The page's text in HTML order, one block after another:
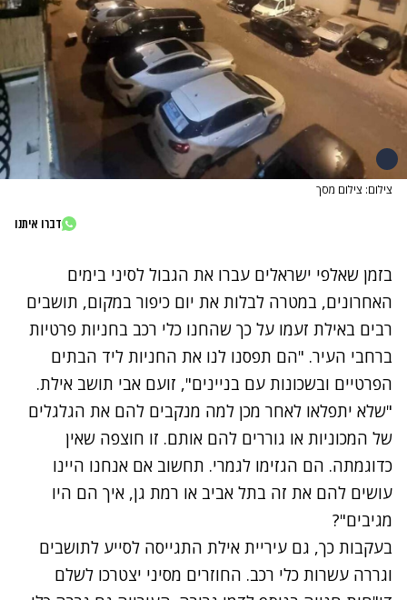
צילום: צילום מסך
דברו איתנו
בזמן שאלפי ישראלים עברו את הגבול לסיני בימים
האחרונים, במטרה לבלות את יום כיפור במקום, תושבים
רבים באילת זעמו על כך שהחנו כלי רכב בחניות פרטיות
ברחבי העיר. "הם תפסנו לנו את החניות ליד הבתים
הפרטיים ובשכונות עם בניינים", זועם אבי תושב אילת.
"שלא יתפלאו לאחר מכן למה מנקבים להם את הגלגלים
של המכוניות או גוררים להם אותם. זו חוצפה שאין
כדוגמתה. הם הגזימו לגמרי. תחשוב אם אנחנו היינו
עושים להם את זה בתל אביב או רמת גן, איך הם היו
מגיבים"?
בעקבות כך, גם עיריית אילת התגייסה לסייע לתושבים
וגררה עשרות כלי רכב. החוזרים מסיני יצטרכו לשלם